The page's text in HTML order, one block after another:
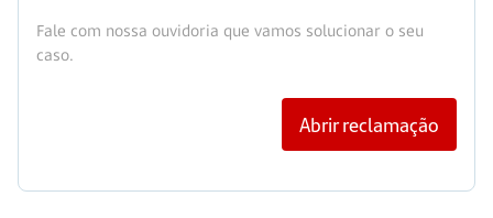
Fale com nossa ouvidoria que vamos solucionar o seu
caso.
Abrir reclamação